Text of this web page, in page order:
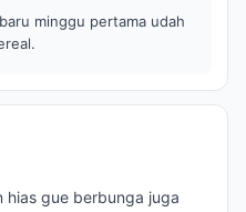
minggu pertama udah
hias gue berbunga juga